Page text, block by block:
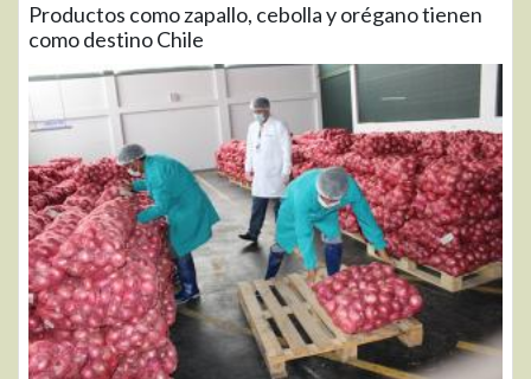
Productos como zapallo, cebolla y orégano tienen
como destino Chile